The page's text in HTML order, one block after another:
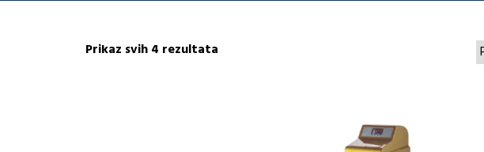
Prikaz svih 4 rezultata